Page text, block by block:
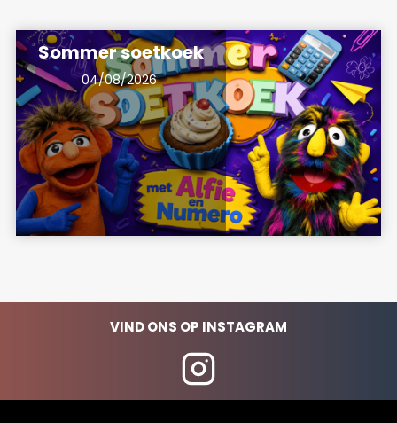
Sommer soetkoek
04/08/2026
VIND ONS OP INSTAGRAM